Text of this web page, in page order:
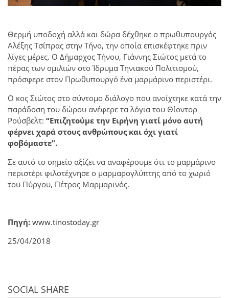
Θερμή υποδοχή αλλά και δώρα δέχθηκε ο πρωθυπουργός
Αλέξης Τσίπρας στην Τήνο, την οποία επισκέφτηκε πριν
λίγες μέρες. Ο Δήμαρχος Τήνου, Γιάννης Σιώτος μετά το
πέρας των ομιλιών στο Ίδρυμα Τηνιακού Πολιτισμού,
πρόσφερε στον Πρωθυπουργό ένα μαρμάρινο περιστέρι.
Ο κος Σιώτος στο σύντομο διάλογο που ανοίχτηκε κατά την
παράδοση του δώρου ανέφερε τα λόγια του Θίοντορ
Ρούσβελτ: “Επιζητούμε την Ειρήνη γιατί μόνο αυτή
φέρνει χαρά στους ανθρώπους και όχι γιατί
φοβόμαστε”.
Σε αυτό το σημείο αξίζει να αναφέρουμε ότι το μαρμάρινο
περιστέρι φιλοτέχνησε ο μαρμαρογλύπτης από το χωριό
του Πύργου, Πέτρος Μαρμαρινός.
Πηγή: www.tinostoday.gr
25/04/2018
SOCIAL SHARE